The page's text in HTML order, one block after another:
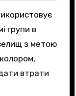
групи в
з метою
втрати